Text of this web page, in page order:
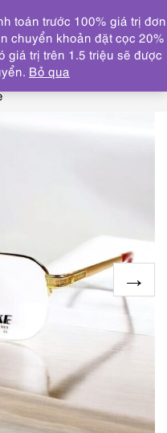
DANH MỤC
KÍNH MỚI/CHƯA SỬ
Chưa sử dụng-EXE
toán trước 100% giá trị đơn
chuyển khoản đặt cọc 20%
giá trị trên 1.5 triệu sẽ được
Bỏ qua